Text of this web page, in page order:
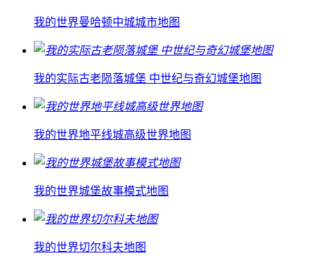
我的世界曼哈顿中城城市地图
我的实际古老陨落城堡 中世纪与奇幻城堡地图
我的世界地平线城高级世界地图
我的世界城堡故事模式地图
我的世界切尔科夫地图